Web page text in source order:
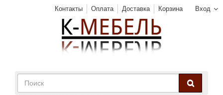
Вход
Контакты Оплата Доставка Корзина